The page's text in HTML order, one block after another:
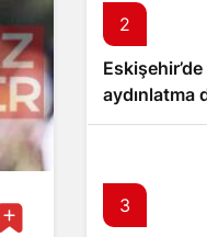
2
aydınlatma
3